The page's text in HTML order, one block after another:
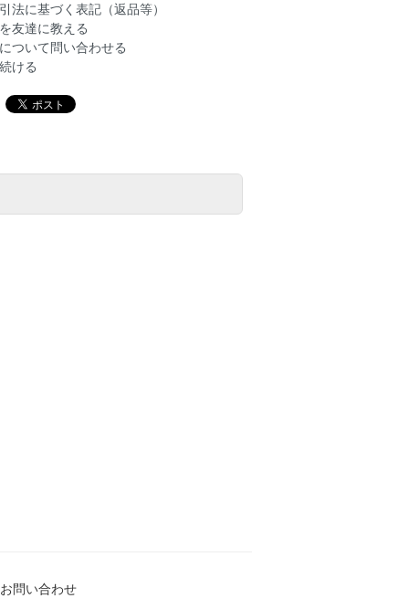
法に基づく表記（返品等）
友達に教える
ついて問い合わせる
ける
お問い合わせ